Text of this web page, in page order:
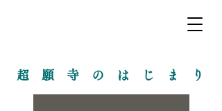
​超 願 寺 の は じ ま り